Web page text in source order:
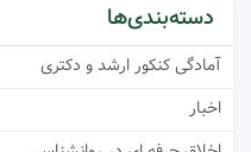
دسته‌بندی‌ها
آمادگی کنکور ارشد و دکتری
اخبار